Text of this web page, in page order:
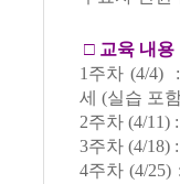
□ 교육 내용
1주차 (4/4)
세 (실습 포
2주차 (4/11)
3주차 (4/18)
4주차 (4/